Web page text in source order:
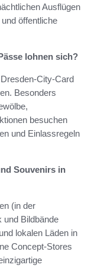
Ausflügen
öffentliche
lohnen sich?
City-Card
Besonders
besuchen
und Einlassregeln
Souvenirs in
(in der
Bildbände
lokalen Läden in
Concept-Stores